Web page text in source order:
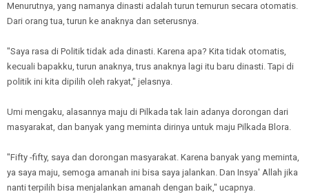
Menurutnya, yang namanya dinasti adalah turun temurun secara otomatis.
Dari orang tua, turun ke anaknya dan seterusnya.
"Saya rasa di Politik tidak ada dinasti. Karena apa? Kita tidak otomatis,
kecuali bapakku, turun anaknya, trus anaknya lagi itu baru dinasti. Tapi di
politik ini kita dipilih oleh rakyat," jelasnya.
Umi mengaku, alasannya maju di Pilkada tak lain adanya dorongan dari
masyarakat, dan banyak yang meminta dirinya untuk maju Pilkada Blora.
"Fifty -fifty, saya dan dorongan masyarakat. Karena banyak yang meminta,
ya saya maju, semoga amanah ini bisa saya jalankan. Dan Insya' Allah jika
nanti terpilih bisa menjalankan amanah dengan baik," ucapnya.